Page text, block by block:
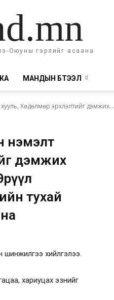
Оюуны гэрлийг асаана
МАНДЫН БҮТЭЭЛ
Хөдөлмөр эрхлэлтийг дэмжих...
нэмэлт
дэмжих
тухай
хийлгэлээ.
хариуцах эзнийг